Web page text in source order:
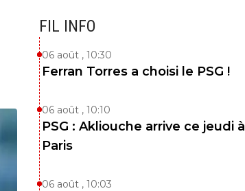
FIL INFO
06 août , 10:30
Ferran Torres a choisi le PSG !
06 août , 10:10
PSG : Akliouche arrive ce jeudi à
Paris
06 août , 10:03